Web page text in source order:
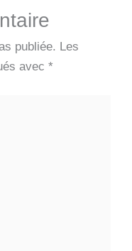
publiée. Les
avec *